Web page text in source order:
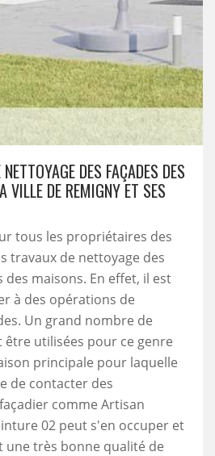
DES FAÇADES DES
VILLE DE REMIGNY ET SES
tous les propriétaires des
travaux de nettoyage des
maisons. En effet, il est
à des opérations de
Un grand nombre de
utilisées pour ce genre
principale pour laquelle
de contacter des
comme Artisan
02 peut s'en occuper et
une très bonne qualité de